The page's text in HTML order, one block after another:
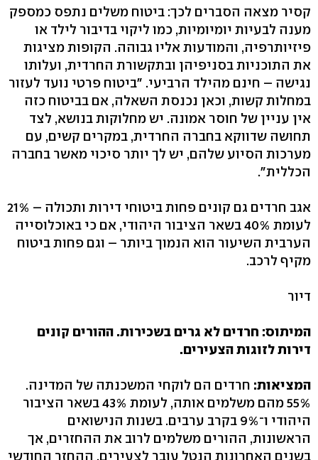
קסיר מצאה הסברים לכך: ביטוח משלים נתפס כמספק
מענה לבעיות יומיומיות, כמו ליקוי בדיבור לילד או
פיזיותרפיה, והמודעות אליו גבוהה. הקופות מציגות
את התוכניות בסניפיהן ובתקשורת החרדית, ועלותו
נגישה – חינם מהילד הרביעי. "ביטוח פרטי נועד לעזור
במחלות קשות, וכאן נכנסת השאלה, אם בביטוח כזה
אין עניין של חוסר אמונה. יש מחלוקות בנושא, לצד
תחושה שדווקא בחברה החרדית, במקרים קשים, עם
מערכות הסיוע שלהם, יש לך יותר סיכוי מאשר בחברה
הכללית".
אגב חרדים גם קונים פחות ביטוחי דירות ותכולה – 21%
לעומת 40% בשאר הציבור היהודי, אם כי באוכלוסייה
הערבית השיעור הוא הנמוך ביותר – וגם פחות ביטוח
מקיף לרכב.
דיור
המיתוס: חרדים לא גרים בשכירות. ההורים קונים
דירות לזוגות הצעירים.
המציאות: חרדים הם לוקחי המשכנתה של המדינה.
55% מהם משלמים אותה, לעומת 43% בשאר הציבור
היהודי ו־9% בקרב ערבים. בשנות הנישואים
הראשונות, ההורים משלמים לרוב את ההחזרים, אך
בשנים האחרונות הנטל עובר לצעירים. ההחזר החודשי